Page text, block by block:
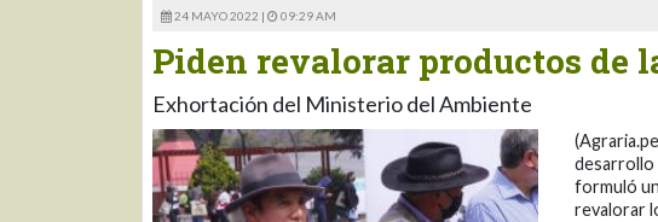
24 MAYO 2022 | 09:29 AM
Piden revalorar productos de
Exhortación del Ministerio del Ambiente
formuló
revalorar